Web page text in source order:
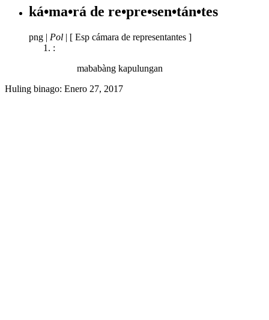
ká•ma•rá de re•pre•sen•tán•tes
png | Pol | [ Esp cámara de representantes ]
:
mababàng kapulungan
Huling binago: Enero 27, 2017